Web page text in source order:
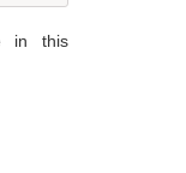
in this